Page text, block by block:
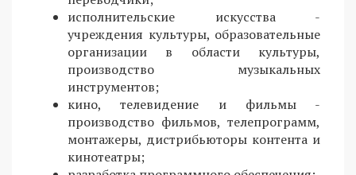
исполнительские искусства -
учреждения культуры, образовательные
организации в области культуры,
производство музыкальных
инструментов;
кино, телевидение и фильмы -
производство фильмов, телепрограмм,
монтажеры, дистрибьюторы контента и
кинотеатры;